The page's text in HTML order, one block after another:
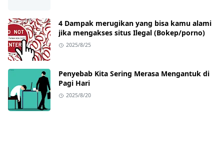
4 Dampak merugikan yang bisa kamu alami
jika mengakses situs Ilegal (Bokep/porno)
2025/8/25
Penyebab Kita Sering Merasa Mengantuk di
Pagi Hari
2025/8/20